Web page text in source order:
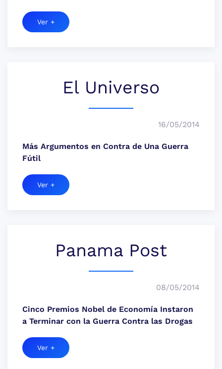
Ver +
El Universo
16/05/2014
Más Argumentos en Contra de Una Guerra
Fútil
Ver +
Panama Post
08/05/2014
Cinco Premios Nobel de Economía Instaron
a Terminar con la Guerra Contra las Drogas
Ver +